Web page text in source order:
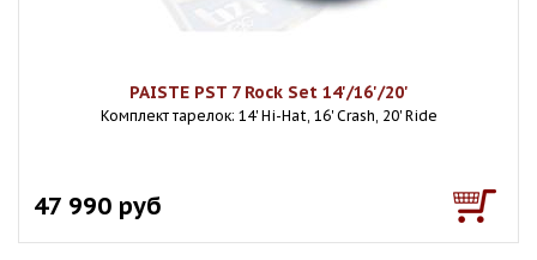
PAISTE PST 7 Rock Set 14'/16'/20'
Комплект тарелок: 14' Hi-Hat, 16' Crash, 20' Ride
47 990 руб